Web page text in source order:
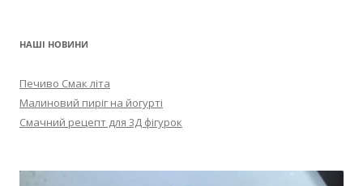
НАШІ НОВИНИ
Печиво Смак літа
Малиновий пиріг на йогурті
Смачний рецепт для 3Д фігурок